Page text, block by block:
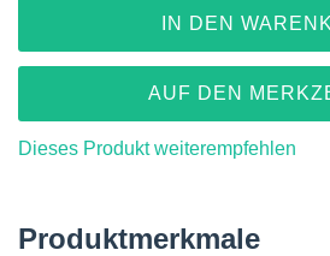
IN DEN
AUF DEN
Dieses Produkt weiterempfehlen
Produktmerkmale